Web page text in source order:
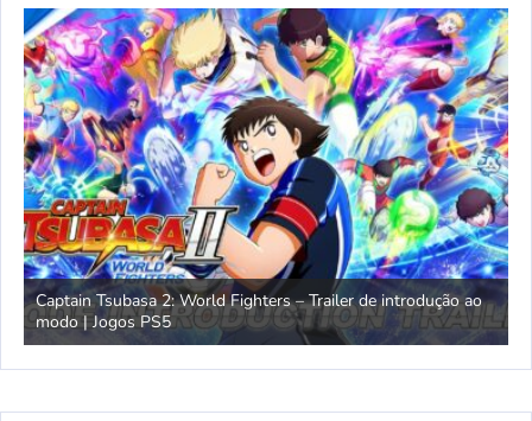
Captain Tsubasa 2: World Fighters – Trailer de introdução ao
modo | Jogos PS5